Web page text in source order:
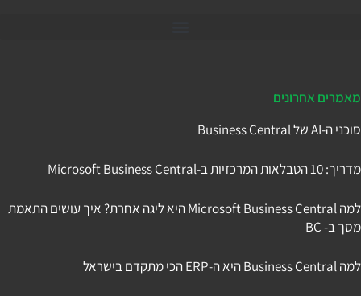
מאמרים אחרונים
סוכני ה-AI של Business Central
מדריך: 10 הטבלאות המרכזיות ב-Microsoft Business Central
למה Microsoft Business Central היא ליגה אחרת? איך עושים התאמת
מסך ב- BC
למה Business Central היא ה-ERP הכי מתקדם בישראל